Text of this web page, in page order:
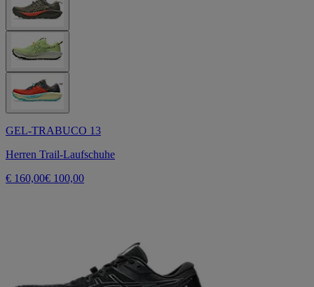
GEL-TRABUCO 13
Herren Trail-Laufschuhe
€ 160,00€ 100,00